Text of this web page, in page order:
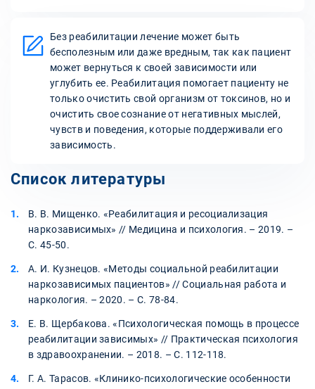
Без реабилитации лечение может быть
бесполезным или даже вредным, так как пациент
может вернуться к своей зависимости или
углубить ее. Реабилитация помогает пациенту не
только очистить свой организм от токсинов, но и
очистить свое сознание от негативных мыслей,
чувств и поведения, которые поддерживали его
зависимость.
Список литературы
В. В. Мищенко. «Реабилитация и ресоциализация
наркозависимых» // Медицина и психология. – 2019. –
С. 45-50.
А. И. Кузнецов. «Методы социальной реабилитации
наркозависимых пациентов» // Социальная работа и
наркология. – 2020. – С. 78-84.
Е. В. Щербакова. «Психологическая помощь в процессе
реабилитации зависимых» // Практическая психология
в здравоохранении. – 2018. – С. 112-118.
Г. А. Тарасов. «Клинико-психологические особенности